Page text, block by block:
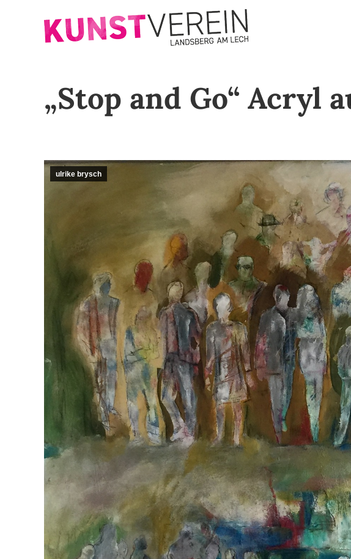
„Stop and Go“ Acryl
ulrike brysch